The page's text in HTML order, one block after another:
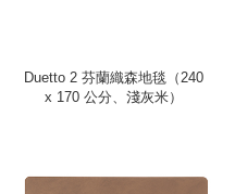
Duetto 2 芬蘭織森地毯（240
x 170 公分、淺灰米）